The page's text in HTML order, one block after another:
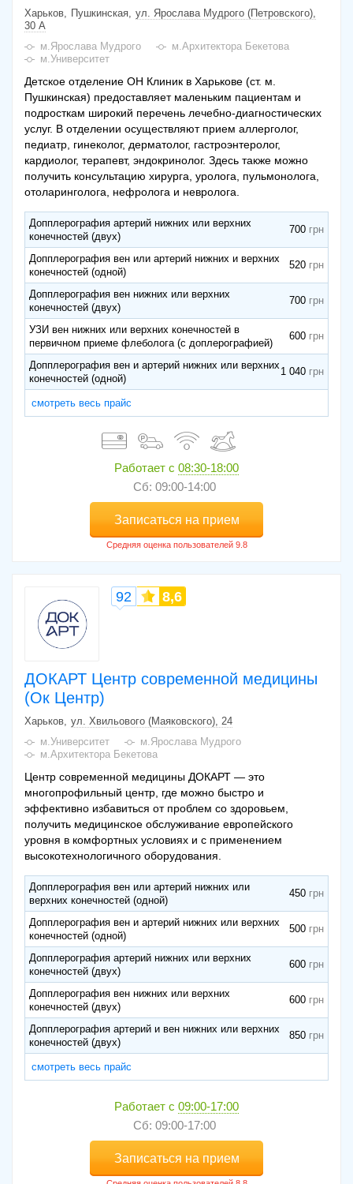
Харьков Пушкинская ул. Ярослава Мудрого (Петровского),
30 А
м.Ярослава Мудрого
м.Архитектора Бекетова
м.Университет
Детское отделение ОН Клиник в Харькове (ст. м.
Пушкинская) предоставляет маленьким пациентам и
подросткам широкий перечень лечебно-диагностических
услуг. В отделении осуществляют прием аллерголог,
педиатр, гинеколог, дерматолог, гастроэнтеролог,
кардиолог, терапевт, эндокринолог. Здесь также можно
получить консультацию хирурга, уролога, пульмонолога,
отоларинголога, нефролога и невролога.
Допплерография артерий нижних или верхних
конечностей (двух)
700
Допплерография вен или артерий нижних и верхних
конечностей (одной)
520
Допплерография вен нижних или верхних
конечностей (двух)
700
УЗИ вен нижних или верхних конечностей в
первичном приеме флеболога (с доплерографией)
600
Допплерография вен и артерий нижних или верхних
конечностей (одной)
1 040
смотреть весь прайс
Работает с 08:30-18:00
Сб: 09:00-14:00
Записаться на прием
ДОКАРТ Центр современной медицины
(Ок Центр)
92 8,6
Харьков ул. Хвильового (Маяковского), 24
м.Университет
м.Ярослава Мудрого
м.Архитектора Бекетова
Центр современной медицины ДОКАРТ — это
многопрофильный центр, где можно быстро и
эффективно избавиться от проблем со здоровьем,
получить медицинское обслуживание европейского
уровня в комфортных условиях и с применением
высокотехнологичного оборудования.
Допплерография вен или артерий нижних или
верхних конечностей (одной)
450
Допплерография вен и артерий нижних или верхних
конечностей (одной)
500
Допплерография артерий нижних или верхних
конечностей (двух)
600
Допплерография вен нижних или верхних
конечностей (двух)
600
Допплерография артерий и вен нижних или верхних
конечностей (двух)
850
смотреть весь прайс
Работает с 09:00-17:00
Сб: 09:00-17:00
Записаться на прием